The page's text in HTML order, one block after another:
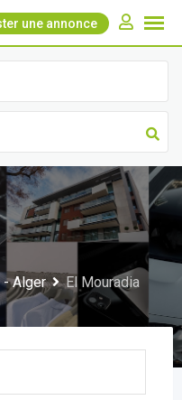
une annonce
- Alger El Mouradia